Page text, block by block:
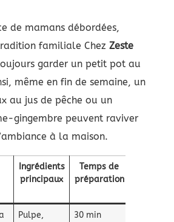
de mamans débordées,
familiale Chez Zeste
garder un petit pot au
même en fin de semaine, un
au jus de pêche ou un
gingembre peuvent raviver
à la maison.
Ingrédients
principaux
Temps de
préparation
Pulpe,
30 min